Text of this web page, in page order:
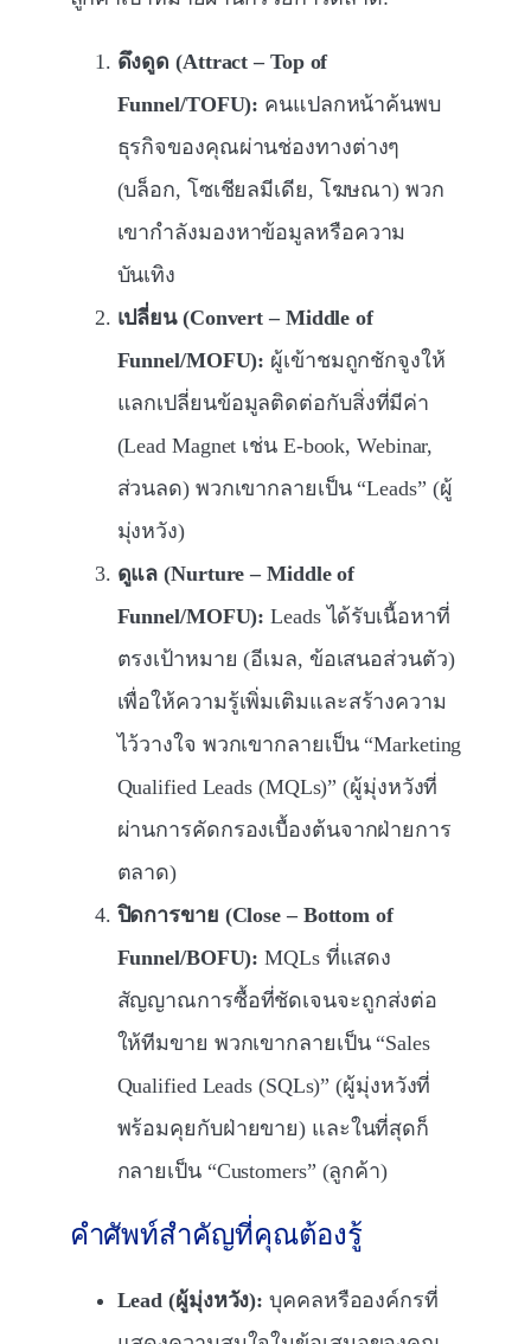
ดึงดูด (Attract – Top of
Funnel/TOFU): คนแปลกหน้าค้นพบ
ธุรกิจของคุณผ่านช่องทางต่างๆ
(บล็อก, โซเชียลมีเดีย, โฆษณา) พวก
เขากำลังมองหาข้อมูลหรือความ
บันเทิง
เปลี่ยน (Convert – Middle of
Funnel/MOFU): ผู้เข้าชมถูกชักจูงให้
แลกเปลี่ยนข้อมูลติดต่อกับสิ่งที่มีค่า
(Lead Magnet เช่น E-book, Webinar,
ส่วนลด) พวกเขากลายเป็น “Leads” (ผู้
มุ่งหวัง)
ดูแล (Nurture – Middle of
Funnel/MOFU): Leads ได้รับเนื้อหาที่
ตรงเป้าหมาย (อีเมล, ข้อเสนอส่วนตัว)
เพื่อให้ความรู้เพิ่มเติมและสร้างความ
ไว้วางใจ พวกเขากลายเป็น “Marketing
Qualified Leads (MQLs)” (ผู้มุ่งหวังที่
ผ่านการคัดกรองเบื้องต้นจากฝ่ายการ
ตลาด)
ปิดการขาย (Close – Bottom of
Funnel/BOFU): MQLs ที่แสดง
สัญญาณการซื้อที่ชัดเจนจะถูกส่งต่อ
ให้ทีมขาย พวกเขากลายเป็น “Sales
Qualified Leads (SQLs)” (ผู้มุ่งหวังที่
พร้อมคุยกับฝ่ายขาย) และในที่สุดก็
กลายเป็น “Customers” (ลูกค้า)
คำศัพท์สำคัญที่คุณต้องรู้
Lead (ผู้มุ่งหวัง): บุคคลหรือองค์กรที่